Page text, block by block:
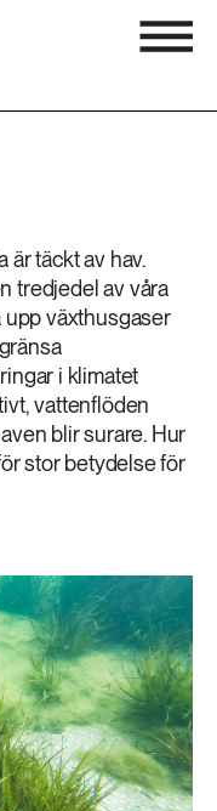
är täckt av hav.
tredjedel av våra
upp växthusgaser
i klimatet
vattenflöden
blir surare. Hur
stor betydelse för